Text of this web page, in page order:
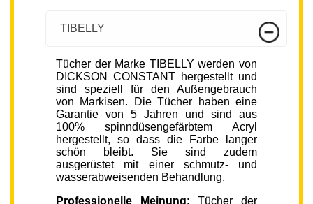
TIBELLY
Tücher der Marke TIBELLY werden von
DICKSON CONSTANT hergestellt und
sind speziell für den Außengebrauch
von Markisen. Die Tücher haben eine
Garantie von 5 Jahren und sind aus
100% spinndüsengefärbtem Acryl
hergestellt, so dass die Farbe langer
schön bleibt. Sie sind zudem
ausgerüstet mit einer schmutz- und
wasserabweisenden Behandlung.
Professionelle Meinung: Tücher der